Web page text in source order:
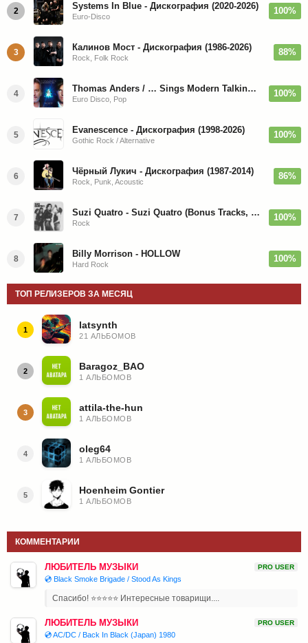
2 Systems In Blue - Дискография (2020-2026)
Euro-Disco
100%
3 Калинов Мост - Дискография (1986-2026)
Rock, Folk Rock
88%
4 Thomas Anders / … Sings Modern Talking: The Best hi-res
Euro Disco, Pop
100%
5 Evanescence - Дискография (1998-2026)
Gothic Rock / Alternative
100%
6 Чёрный Лукич - Дискография (1987-2014)
Rock, Punk, Acoustic
86%
7 Suzi Quatro - Suzi Quatro (Bonus Tracks, Remaster) 1973/2022
Rock
100%
8 Billy Morrison - HOLLOW
Hard Rock
100%
ТОП РЕЛИЗЕРОВ ЗА МЕСЯЦ
1 latsynth
21 АЛЬБОМОВ
2 Baragoz_BAO
1 АЛЬБОМОВ
3 attila-the-hun
1 АЛЬБОМОВ
4 oleg64
1 АЛЬБОМОВ
5 Hoenheim Gontier
1 АЛЬБОМОВ
КОММЕНТАРИИ
ЛЮБИТЕЛЬ МУЗЫКИ PRO USER
💿 Black Smoke Brigade / Stood As Kings
Спасибо! ⭐⭐⭐⭐⭐ Интересные товарищи....
ЛЮБИТЕЛЬ МУЗЫКИ PRO USER
💿 AC/DC / Back In Black (Japan) 1980